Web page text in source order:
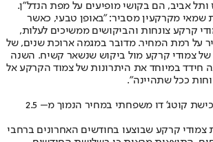
אביב, הם בקושי מופיעים על מפת הנדל"ן.
שמאי מקרקעין מסביר: "באופן טבעי, כאשר
קרקע צונחות והביקושים ממשיכים לעלות,
על רמת המחיר. מדובר במגמה ארוכת שנים, של
של צמודי קרקע מול ביקוש שנשאר קשיח. השנה
חידד במיוחד את היתרונות של צמוד הקרקע אל
ככל שתהיינה״.
היכן בוצעו עסקאות לרכישת קוטג' דו משפחתי במחיר הנמוך מ– 2.5
צמודי קרקע שבוצעו בחודשים האחרונים ברחבי